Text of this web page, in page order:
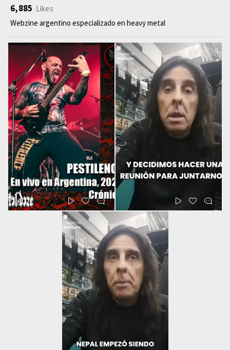
6,885 Likes
Webzine argentino especializado en heavy metal